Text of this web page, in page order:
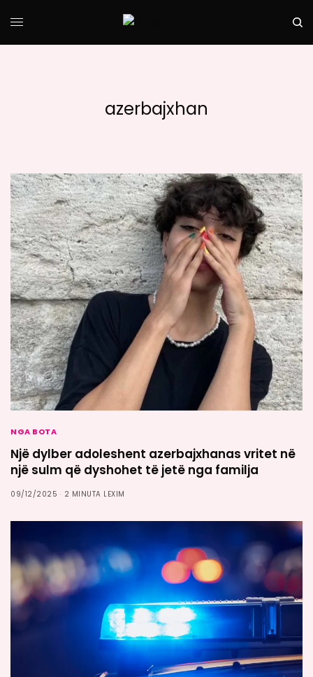
azerbajxhan
NGA BOTA
Një dylber adoleshent azerbajxhanas vritet në
një sulm që dyshohet të jetë nga familja
09/12/2025 2 MINUTA LEXIM